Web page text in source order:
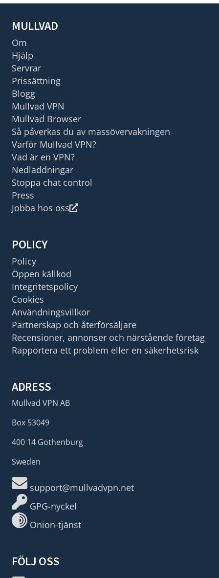
MULLVAD
Om
Hjälp
Servrar
Prissättning
Blogg
Mullvad VPN
Mullvad Browser
Så påverkas du av massövervakningen
Varför Mullvad VPN?
Vad är en VPN?
Nedladdningar
Stoppa chat control
Press
Jobba hos oss
POLICY
Policy
Öppen källkod
Integritetspolicy
Cookies
Användningsvillkor
Partnerskap och återförsäljare
Recensioner, annonser och närstående företag
Rapportera ett problem eller en säkerhetsrisk
ADRESS
Mullvad VPN AB
Box 53049
400 14 Gothenburg
Sweden
support@mullvadvpn.net
GPG-nyckel
Onion-tjänst
FÖLJ OSS